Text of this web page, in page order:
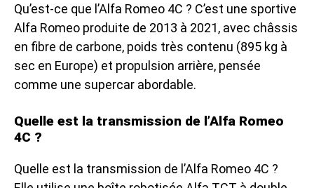
Qu’est-ce que l’Alfa Romeo 4C ? C’est une sportive
Alfa Romeo produite de 2013 à 2021, avec châssis
en fibre de carbone, poids très contenu (895 kg à
sec en Europe) et propulsion arrière, pensée
comme une supercar abordable.
Quelle est la transmission de l’Alfa Romeo
4C ?
Quelle est la transmission de l’Alfa Romeo 4C ?